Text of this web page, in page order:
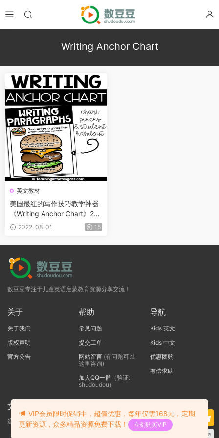
Writing Anchor Chart
英文教材
美国最红的写作技巧教学神器
《Writing Anchor Chart》26
个英文写作技巧
2022-08-01 15
数豆豆专注于儿童英语启蒙教育资源分享交流！
关于
关于我们
版权声明
官方公告
帮助
常见问题
提交工单
网站留言(有问题可以
这里咨询)
加入QQ一群（验证:
shudoudou）
导航
Kids 英文
Kids 中文
优惠团购
有偿求助
文本标题
这里输入代码
VIP会员限时促销中，超值优惠，每年仅需168元，定期
更新资源，众多精品资源免费下载！
立刻购买VIP